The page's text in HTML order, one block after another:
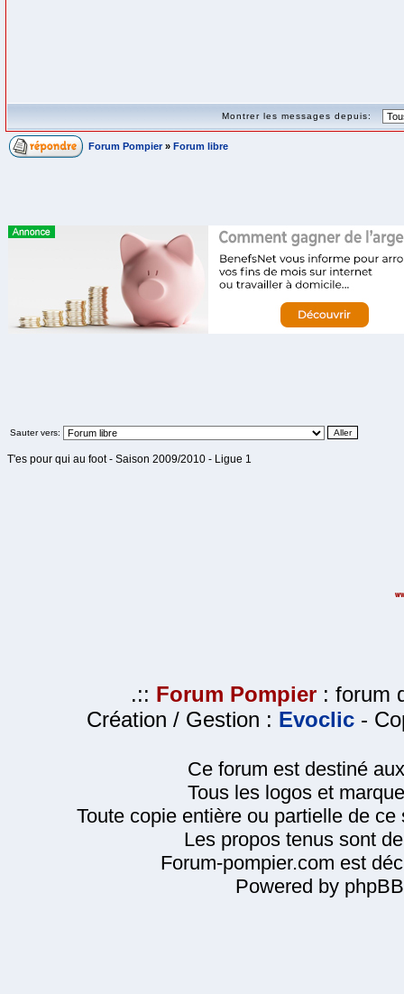
Montrer les messages depuis:
Forum Pompier » Forum libre
Sauter vers:
T'es pour qui au foot - Saison 2009/2010 - Ligue 1
.:: Forum Pompier : forum
Création / Gestion : Evoclic -
Ce forum est destiné
Tous les logos et
Toute copie entière ou partielle de
Les propos tenus sont
Forum-pompier.com est
Powered by